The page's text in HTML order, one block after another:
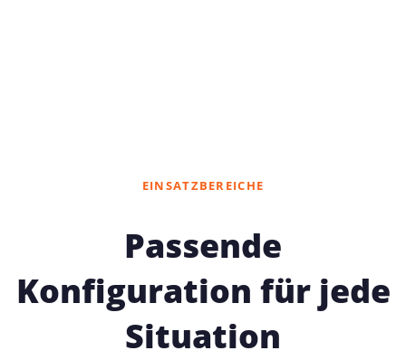
EINSATZBEREICHE
Passende
Konfiguration für jede
Situation